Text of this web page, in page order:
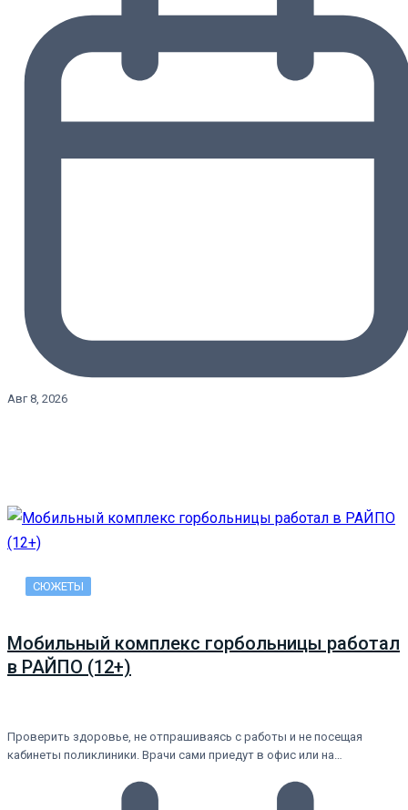
Авг 8, 2026
СЮЖЕТЫ
Мобильный комплекс горбольницы работал
в РАЙПО (12+)
Проверить здоровье, не отпрашиваясь с работы и не посещая
кабинеты поликлиники. Врачи сами приедут в офис или на…